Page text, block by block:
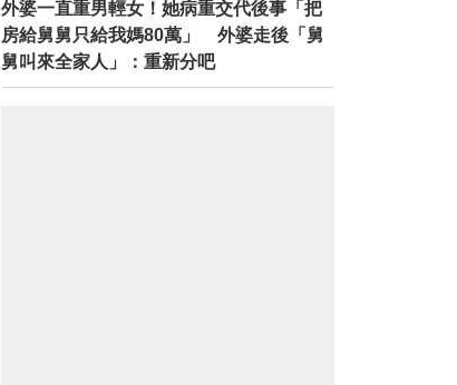
外婆一直重男輕女！她病重交代後事「把
房給舅舅只給我媽80萬」 外婆走後「舅
舅叫來全家人」：重新分吧